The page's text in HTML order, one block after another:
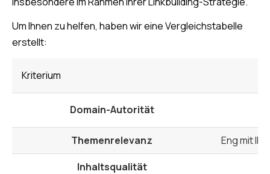
Um Ihnen zu helfen, haben wir eine Vergleichstabelle
erstellt:
Kriterium
Domain-Autorität
Themenrelevanz
Eng mit
Inhaltsqualität